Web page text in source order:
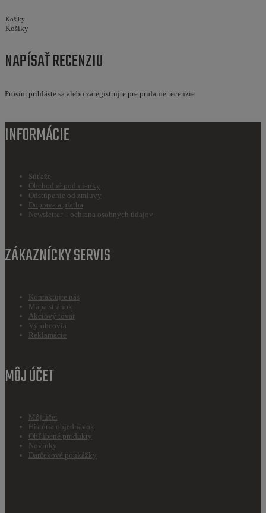
Košíky
Košíky
NAPÍSAŤ RECENZIU
Prosím prihláste sa alebo zaregistrujte pre pridanie recenzie
INFORMÁCIE
Súťaže
Obchodné podmienky
Odstúpenie od zmluvy
Doprava a platba
Newsletter – ochrana osobných údajov
ZÁKAZNÍCKY SERVIS
Kontaktujte nás
Mapa stránok
Akciový tovar
Výrobcovia
Reklamácie
MÔJ ÚČET
Môj účet
História objednávok
Obľúbené produkty
Novinky
Darčekové poukážky